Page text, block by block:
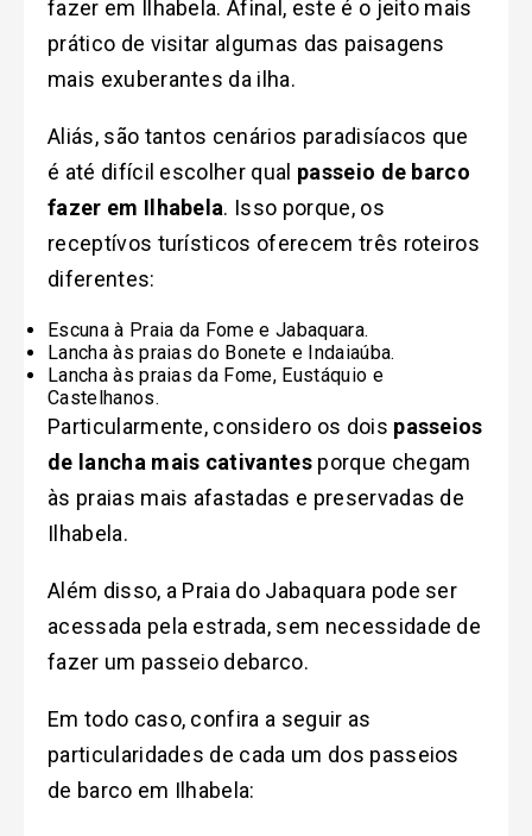
fazer em Ilhabela. Afinal, este é o jeito mais
prático de visitar algumas das paisagens
mais exuberantes da ilha.
Aliás, são tantos cenários paradisíacos que
é até difícil escolher qual passeio de barco
fazer em Ilhabela. Isso porque, os
receptívos turísticos oferecem três roteiros
diferentes:
Escuna à Praia da Fome e Jabaquara.
Lancha às praias do Bonete e Indaiaúba.
Lancha às praias da Fome, Eustáquio e
Castelhanos.
Particularmente, considero os dois passeios
de lancha mais cativantes porque chegam
às praias mais afastadas e preservadas de
Ilhabela.
Além disso, a Praia do Jabaquara pode ser
acessada pela estrada, sem necessidade de
fazer um passeio debarco.
Em todo caso, confira a seguir as
particularidades de cada um dos passeios
de barco em Ilhabela: